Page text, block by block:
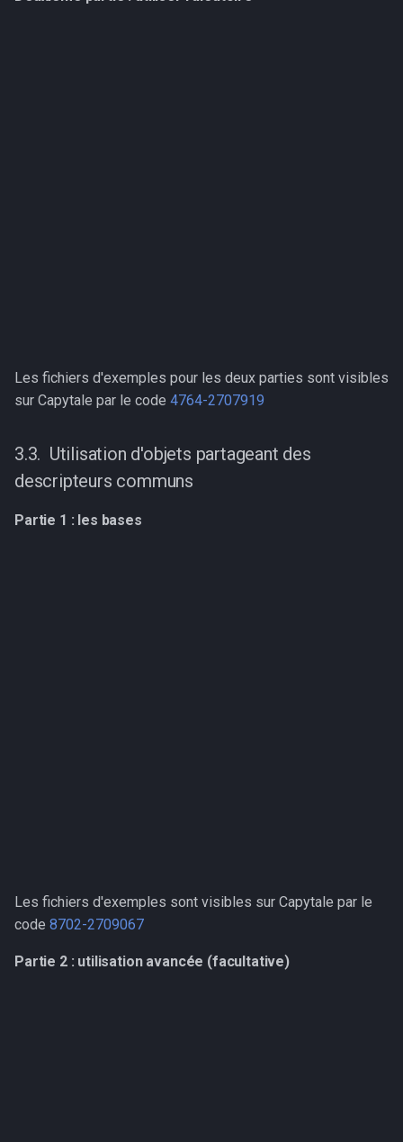
Les fichiers d'exemples pour les deux parties sont visibles
sur Capytale par le code 4764-2707919
Utilisation d'objets partageant des
descripteurs communs
Partie 1 : les bases
Les fichiers d'exemples sont visibles sur Capytale par le
code 8702-2709067
Partie 2 : utilisation avancée (facultative)